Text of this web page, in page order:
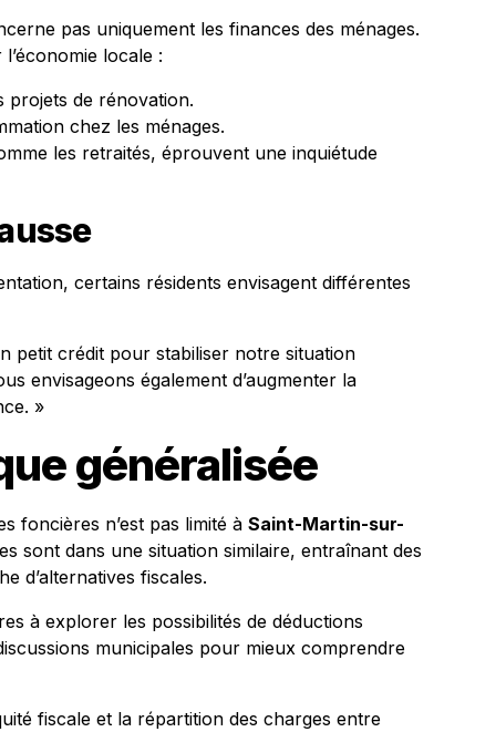
pas uniquement les finances des ménages.
locale :
projets de rénovation.
chez les ménages.
les retraités, éprouvent une inquiétude
certains résidents envisagent différentes
petit crédit pour stabiliser notre situation
envisageons également d’augmenter la
»
généralisée
foncières n’est pas limité à Saint-Martin-sur-
sont dans une situation similaire, entraînant des
d’alternatives fiscales.
à explorer les possibilités de déductions
municipales pour mieux comprendre
fiscale et la répartition des charges entre